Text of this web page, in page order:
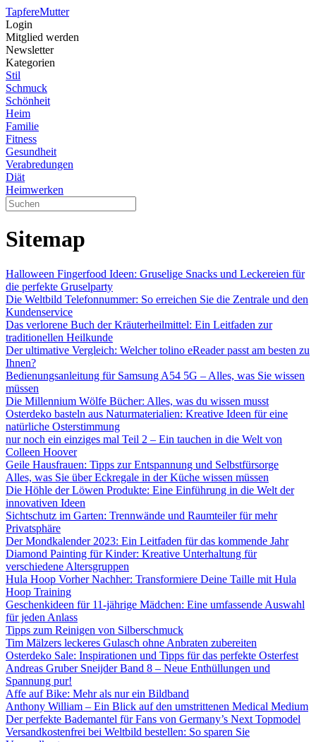
TapfereMutter
Login
Mitglied werden
Newsletter
Kategorien
Stil
Schmuck
Schönheit
Heim
Familie
Fitness
Gesundheit
Verabredungen
Diät
Heimwerken
Sitemap
Halloween Fingerfood Ideen: Gruselige Snacks und Leckereien für
die perfekte Gruselparty
Die Weltbild Telefonnummer: So erreichen Sie die Zentrale und den
Kundenservice
Das verlorene Buch der Kräuterheilmittel: Ein Leitfaden zur
traditionellen Heilkunde
Der ultimative Vergleich: Welcher tolino eReader passt am besten zu
Ihnen?
Bedienungsanleitung für Samsung A54 5G – Alles, was Sie wissen
müssen
Die Millennium Wölfe Bücher: Alles, was du wissen musst
Osterdeko basteln aus Naturmaterialien: Kreative Ideen für eine
natürliche Osterstimmung
nur noch ein einziges mal Teil 2 – Ein tauchen in die Welt von
Colleen Hoover
Geile Hausfrauen: Tipps zur Entspannung und Selbstfürsorge
Alles, was Sie über Eckregale in der Küche wissen müssen
Die Höhle der Löwen Produkte: Eine Einführung in die Welt der
innovativen Ideen
Sichtschutz im Garten: Trennwände und Raumteiler für mehr
Privatsphäre
Der Mondkalender 2023: Ein Leitfaden für das kommende Jahr
Diamond Painting für Kinder: Kreative Unterhaltung für
verschiedene Altersgruppen
Hula Hoop Vorher Nachher: Transformiere Deine Taille mit Hula
Hoop Training
Geschenkideen für 11-jährige Mädchen: Eine umfassende Auswahl
für jeden Anlass
Tipps zum Reinigen von Silberschmuck
Tim Mälzers leckeres Gulasch ohne Anbraten zubereiten
Osterdeko Sale: Inspirationen und Tipps für das perfekte Osterfest
Andreas Gruber Sneijder Band 8 – Neue Enthüllungen und
Spannung pur!
Affe auf Bike: Mehr als nur ein Bildband
Anthony William – Ein Blick auf den umstrittenen Medical Medium
Der perfekte Bademantel für Fans von Germany’s Next Topmodel
Versandkostenfrei bei Weltbild bestellen: So sparen Sie